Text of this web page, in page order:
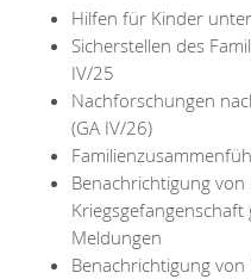
Hilfen für Kinder
Sicherstellen des
IV/25
Nachforschungen
(GA IV/26)
Benachrichtigung
Meldungen
Benachrichtigung